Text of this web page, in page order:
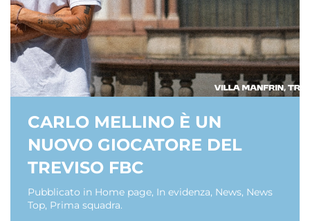
CARLO MELLINO È UN
NUOVO GIOCATORE DEL
TREVISO FBC
Pubblicato in Home page, In evidenza, News, News
Top, Prima squadra.